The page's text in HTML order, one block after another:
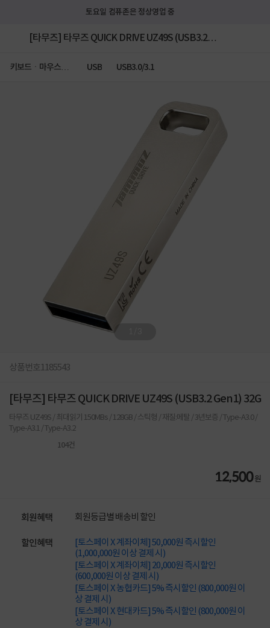
토요일 컴퓨존은 정상영업 중
[타무즈] 타무즈 QUICK DRIVE UZ49S (USB3.2
키보드ㆍ마우스ㆍ
USB USB3.0/3.1
상품번호1185543
[타무즈] 타무즈 QUICK DRIVE UZ49S (USB3.2 Gen1) 32G
타무즈 UZ49S / 최대읽기 150MBs / 128GB / 스틱형 / 재질:메탈 / 3년보증 / Type-A3.0 /
Type-A3.1 / Type-A3.2
104건
12,500원
회원혜택 회원등급별 배송비 할인
할인혜택
[토스페이 X 계좌이체] 50,000원 즉시할인
(1,000,000원 이상 결제 시)
[토스페이 X 계좌이체] 20,000원 즉시할인
(600,000원 이상 결제 시)
[토스페이 X 농협카드] 5% 즉시할인 (800,000원 이
상 결제 시)
[토스페이 X 현대카드] 5% 즉시할인 (800,000원 이
상 결제 시)